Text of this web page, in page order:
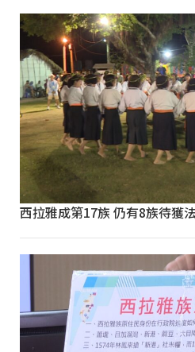
西拉雅成第17族 仍有8族待獲